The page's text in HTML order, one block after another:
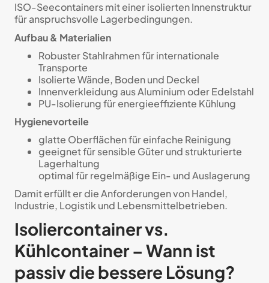
ISO-Seecontainers mit einer isolierten Innenstruktur
für anspruchsvolle Lagerbedingungen.
Aufbau & Materialien
Robuster Stahlrahmen für internationale
Transporte
Isolierte Wände, Boden und Deckel
Innenverkleidung aus Aluminium oder Edelstahl
PU-Isolierung für energieeffiziente Kühlung
Hygienevorteile
glatte Oberflächen für einfache Reinigung
geeignet für sensible Güter und strukturierte
Lagerhaltung
optimal für regelmäßige Ein- und Auslagerung
Damit erfüllt er die Anforderungen von Handel,
Industrie, Logistik und Lebensmittelbetrieben.
Isoliercontainer vs.
Kühlcontainer – Wann ist
passiv die bessere Lösung?